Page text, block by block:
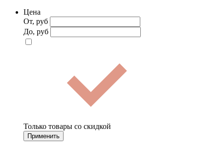
Цена
От, руб
До, руб
Только товары со скидкой
Применить